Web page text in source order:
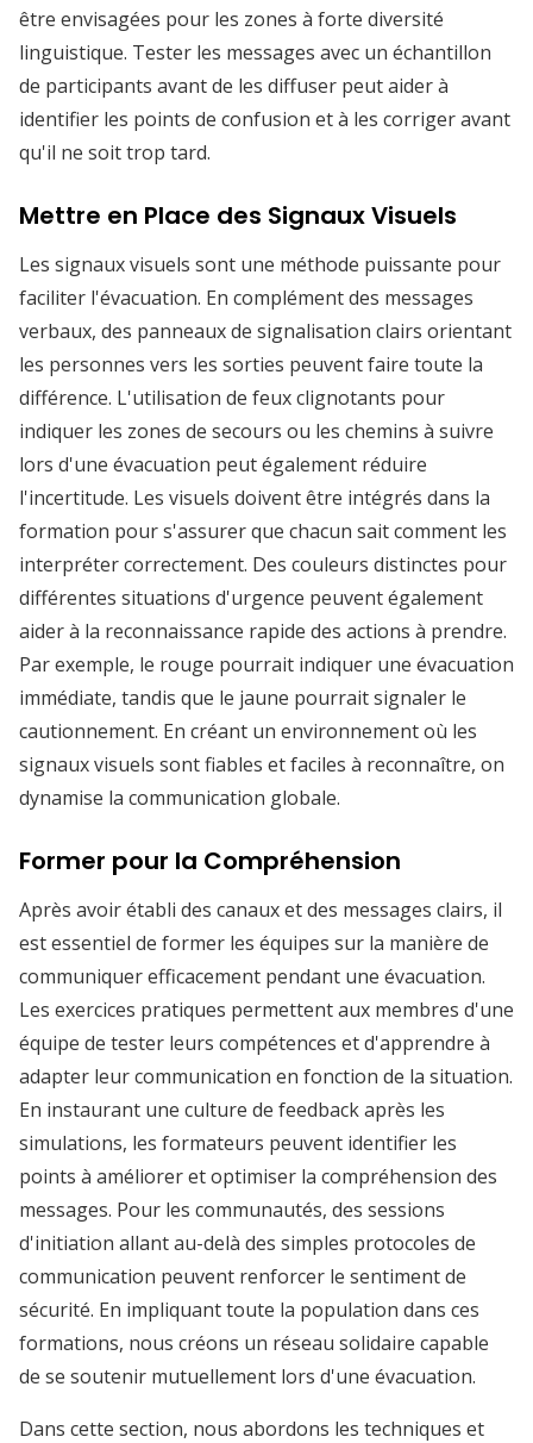
être envisagées pour les zones à forte diversité
linguistique. Tester les messages avec un échantillon
de participants avant de les diffuser peut aider à
identifier les points de confusion et à les corriger avant
qu'il ne soit trop tard.
Mettre en Place des Signaux Visuels
Les signaux visuels sont une méthode puissante pour
faciliter l'évacuation. En complément des messages
verbaux, des panneaux de signalisation clairs orientant
les personnes vers les sorties peuvent faire toute la
différence. L'utilisation de feux clignotants pour
indiquer les zones de secours ou les chemins à suivre
lors d'une évacuation peut également réduire
l'incertitude. Les visuels doivent être intégrés dans la
formation pour s'assurer que chacun sait comment les
interpréter correctement. Des couleurs distinctes pour
différentes situations d'urgence peuvent également
aider à la reconnaissance rapide des actions à prendre.
Par exemple, le rouge pourrait indiquer une évacuation
immédiate, tandis que le jaune pourrait signaler le
cautionnement. En créant un environnement où les
signaux visuels sont fiables et faciles à reconnaître, on
dynamise la communication globale.
Former pour la Compréhension
Après avoir établi des canaux et des messages clairs, il
est essentiel de former les équipes sur la manière de
communiquer efficacement pendant une évacuation.
Les exercices pratiques permettent aux membres d'une
équipe de tester leurs compétences et d'apprendre à
adapter leur communication en fonction de la situation.
En instaurant une culture de feedback après les
simulations, les formateurs peuvent identifier les
points à améliorer et optimiser la compréhension des
messages. Pour les communautés, des sessions
d'initiation allant au-delà des simples protocoles de
communication peuvent renforcer le sentiment de
sécurité. En impliquant toute la population dans ces
formations, nous créons un réseau solidaire capable
de se soutenir mutuellement lors d'une évacuation.
Dans cette section, nous abordons les techniques et